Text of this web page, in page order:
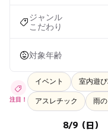
ジャンル
こだわり
対象年齢
注目！
イベント 室内遊
アスレチック 雨